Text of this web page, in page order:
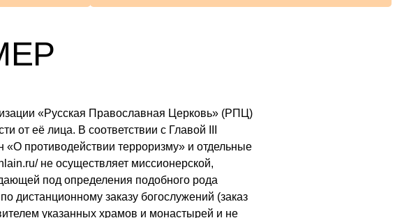
«Русская Православная Церковь» (РПЦ)
от её лица. В соответствии с Главой III
противодействии терроризму» и отдельные
не осуществляет миссионерской,
под определения подобного рода
дистанционному заказу богослужений (заказ
указанных храмов и монастырей и не